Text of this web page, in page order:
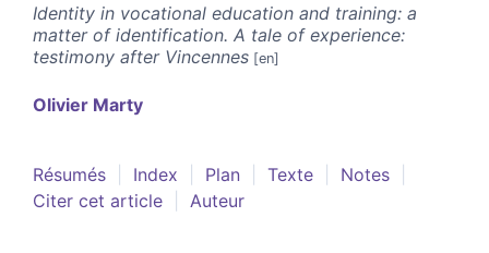
Identity in vocational education and training: a
matter of identification. A tale of experience:
testimony after Vincennes
Olivier Marty
Résumés Index Plan Texte
Notes
Citer cet article
Auteur